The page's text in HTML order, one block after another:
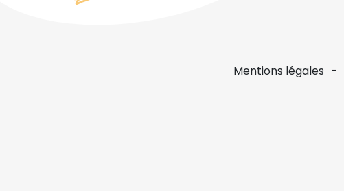
Mentions légales